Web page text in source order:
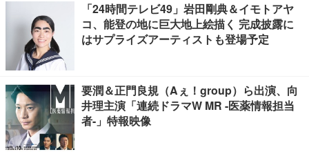
「24時間テレビ49」岩田剛典＆イモトアヤ
コ、能登の地に巨大地上絵描く 完成披露に
はサプライズアーティストも登場予定
要潤＆正門良規（Aぇ！group）ら出演、向
井理主演「連続ドラマW MR -医薬情報担当
者-」特報映像